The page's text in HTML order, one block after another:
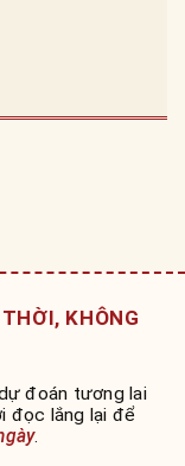
KHÔNG
đoán tương lai
đọc lắng lại để
.